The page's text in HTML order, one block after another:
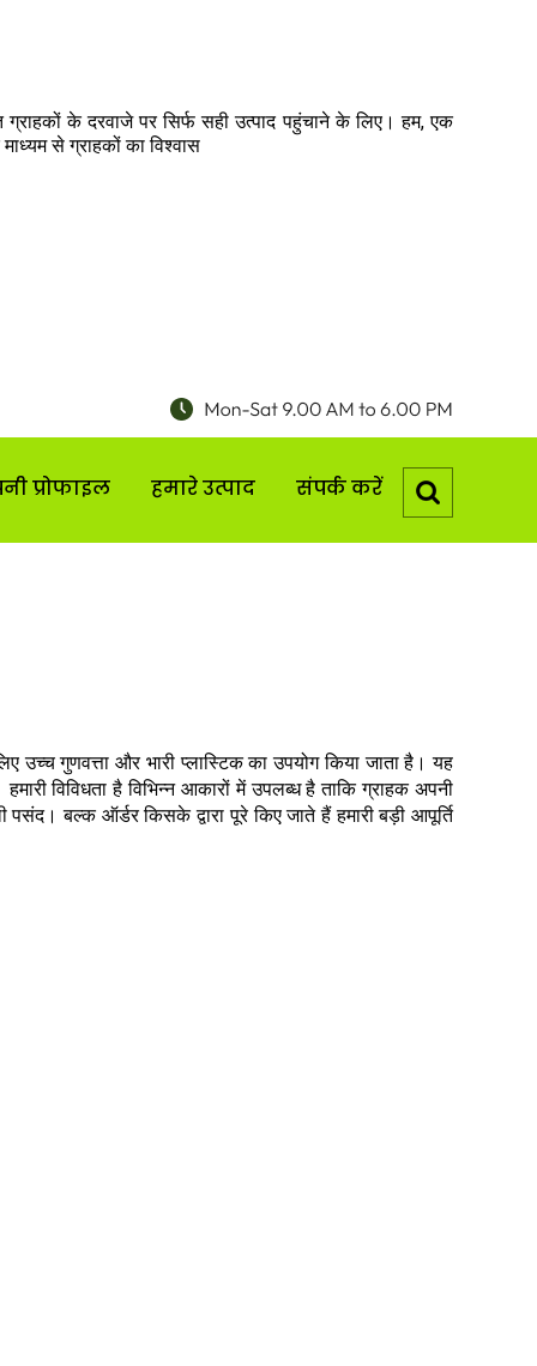
ग्राहकों के दरवाजे पर सिर्फ सही उत्पाद पहुंचाने के लिए। हम, एक
से ग्राहकों का विश्वास
प्रोफाइल हमारे उत्पाद संपर्क करें
उच्च गुणवत्ता और भारी प्लास्टिक का उपयोग किया जाता है। यह
विविधता है विभिन्न आकारों में उपलब्ध है ताकि ग्राहक अपनी
बल्क ऑर्डर किसके द्वारा पूरे किए जाते हैं हमारी बड़ी आपूर्ति